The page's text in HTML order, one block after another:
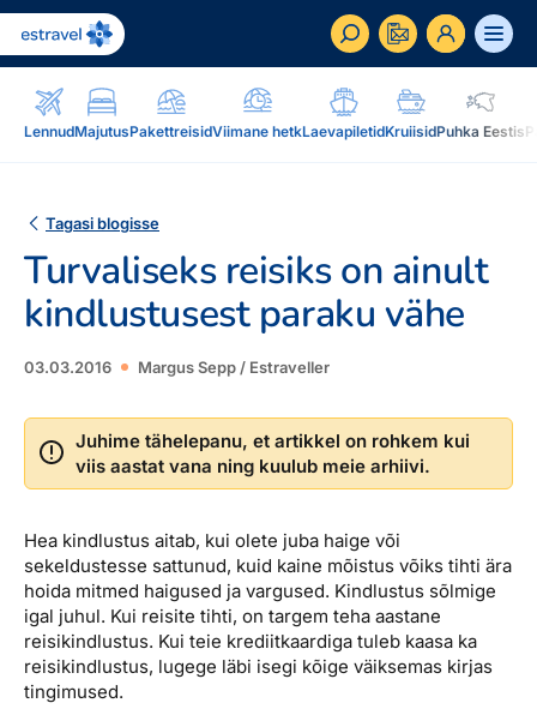
LennudMajutusPakettreisidViimane hetkLaevapiletidKruiisidPuhka Eestis
ET RU EN
Inspiratsioon & blogi
Blogi, sihtkohad, podcastid, ajakiri, uudiskiri...
Blogi
Podcastid
Uudiskiri
Reisiajakiri Traveller
Reisidele lisaks
Järelmaks, Estraveli kinkekaart, Airalo eSim,
Järelmaks
Reisitarvete e-pood
Airalo eSIM
Reisija meelespea
Lojaalsusprogramm
Boonuspunktid, Kuldkaart, Platinum kaart...
Kuldkaart
Platinum Club
Püsisoodustused
Boonuspunktid
Meist
Ettevõttest, kontaktid, reisikonsultandi teenus, tule
tööle, uudised...
Ettevõttest
Tagasi blogisse
Turvaliseks reisiks on ainult
kindlustusest paraku vähe
03.03.2016 Margus Sepp / Estraveller
Juhime tähelepanu, et artikkel on rohkem kui
viis aastat vana ning kuulub meie arhiivi.
Hea kindlustus aitab, kui olete juba haige või
sekeldustesse sattunud, kuid kaine mõistus võiks tihti ära
hoida mitmed haigused ja vargused. Kindlustus sõlmige
igal juhul. Kui reisite tihti, on targem teha aastane
reisikindlustus. Kui teie krediitkaardiga tuleb kaasa ka
reisikindlustus, lugege läbi isegi kõige väiksemas kirjas
tingimused.